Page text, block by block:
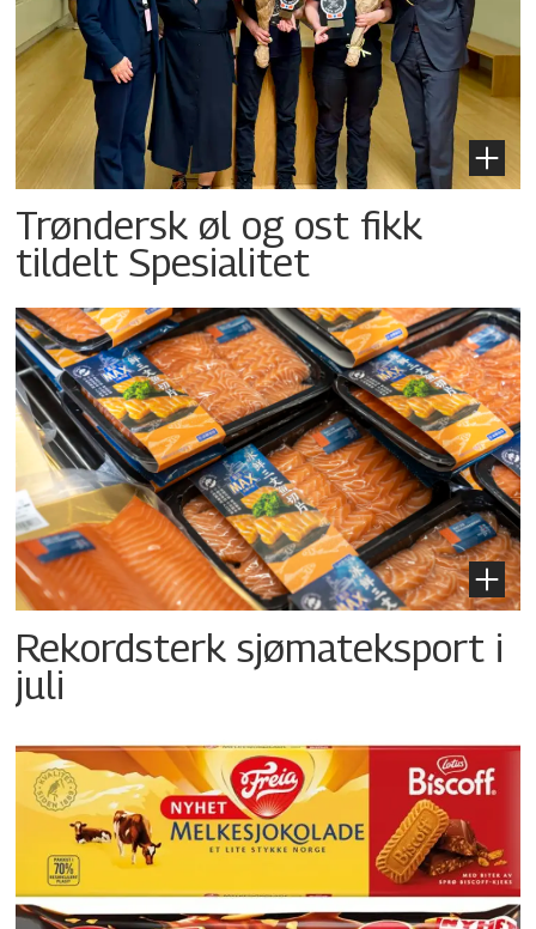
Trøndersk øl og ost fikk
tildelt Spesialitet
Rekordsterk sjømateksport i
juli